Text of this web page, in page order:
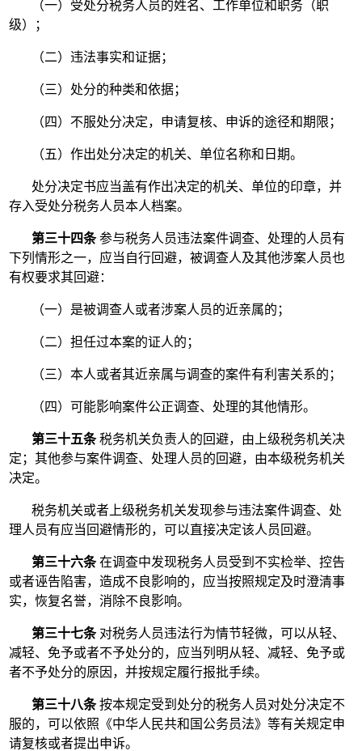
（一）受处分税务人员的姓名、工作单位和职务（职
级）；
（二）违法事实和证据；
（三）处分的种类和依据；
（四）不服处分决定，申请复核、申诉的途径和期限；
（五）作出处分决定的机关、单位名称和日期。
处分决定书应当盖有作出决定的机关、单位的印章，并
存入受处分税务人员本人档案。
第三十四条参与税务人员违法案件调查、处理的人员有
下列情形之一，应当自行回避，被调查人及其他涉案人员也
有权要求其回避：
（一）是被调查人或者涉案人员的近亲属的；
（二）担任过本案的证人的；
（三）本人或者其近亲属与调查的案件有利害关系的；
（四）可能影响案件公正调查、处理的其他情形。
第三十五条税务机关负责人的回避，由上级税务机关决
定；其他参与案件调查、处理人员的回避，由本级税务机关
决定。
税务机关或者上级税务机关发现参与违法案件调查、处
理人员有应当回避情形的，可以直接决定该人员回避。
第三十六条在调查中发现税务人员受到不实检举、控告
或者诬告陷害，造成不良影响的，应当按照规定及时澄清事
实，恢复名誉，消除不良影响。
第三十七条对税务人员违法行为情节轻微，可以从轻、
减轻、免予或者不予处分的，应当列明从轻、减轻、免予或
者不予处分的原因，并按规定履行报批手续。
第三十八条按本规定受到处分的税务人员对处分决定不
服的，可以依照《中华人民共和国公务员法》等有关规定申
请复核或者提出申诉。